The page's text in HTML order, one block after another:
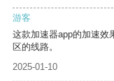
游客
这款加速器app的加速效
区的线路。
2025-01-10